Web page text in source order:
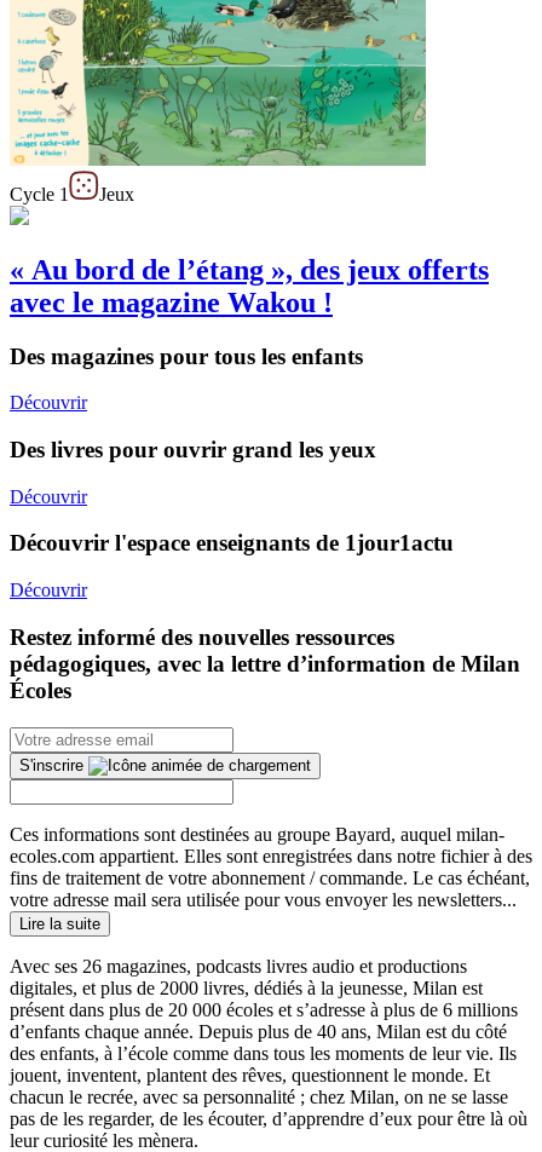
Cycle 1 Jeux
« Au bord de l’étang », des jeux offerts
avec le magazine Wakou !
Des magazines pour tous les enfants
Découvrir
Des livres pour ouvrir grand les yeux
Découvrir
Découvrir l'espace enseignants de 1jour1actu
Découvrir
Restez informé des nouvelles ressources
pédagogiques, avec la lettre d’information de Milan
Écoles
S'inscrire
Ces informations sont destinées au groupe Bayard, auquel milan-
ecoles.com appartient. Elles sont enregistrées dans notre fichier à des
fins de traitement de votre abonnement / commande. Le cas échéant,
votre adresse mail sera utilisée pour vous envoyer les newsletters...
Lire la suite
Avec ses 26 magazines, podcasts livres audio et productions
digitales, et plus de 2000 livres, dédiés à la jeunesse, Milan est
présent dans plus de 20 000 écoles et s’adresse à plus de 6 millions
d’enfants chaque année. Depuis plus de 40 ans, Milan est du côté
des enfants, à l’école comme dans tous les moments de leur vie. Ils
jouent, inventent, plantent des rêves, questionnent le monde. Et
chacun le recrée, avec sa personnalité ; chez Milan, on ne se lasse
pas de les regarder, de les écouter, d’apprendre d’eux pour être là où
leur curiosité les mènera.